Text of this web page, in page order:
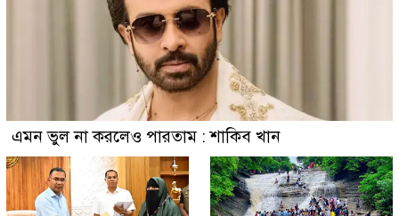
এমন ভুল না করলেও পারতাম : শাকিব খান